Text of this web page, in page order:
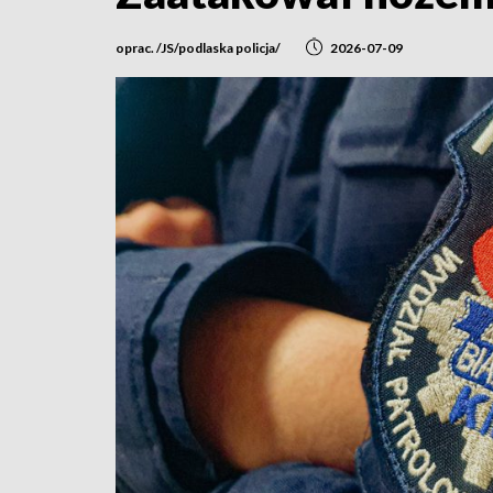
oprac. /JS/podlaska policja/ 2026-07-09